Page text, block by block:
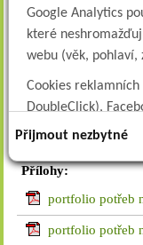
Transportní
Vybavení
Polohovací
Polohovací
Obnovit
Přílohy:
portfolio potřeb
portfolio potřeb
Google Analytics
které
webu (věk, pohlaví,
Cookies reklamních
DoubleClick),
dlouhodobé). Tyto
například
sociálních sítích.
Technické cookies
Přijmout nezbytné